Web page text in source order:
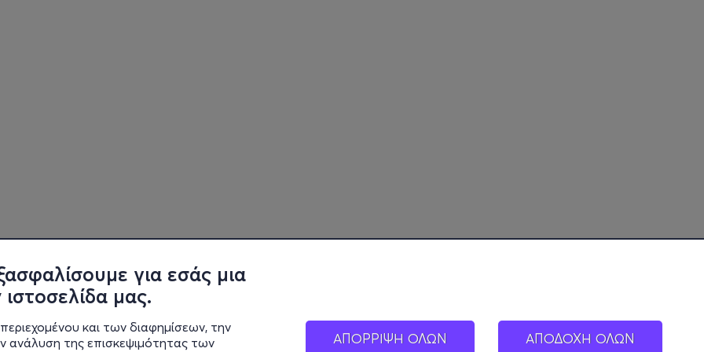
για εσάς μια
μας.
και των διαφημίσεων, την
ανάλυση της επισκεψιμότητας των
ΑΠΟΡΡΙΨΗ ΟΛΩΝ ΑΠΟΔΟΧΗ ΟΛΩΝ